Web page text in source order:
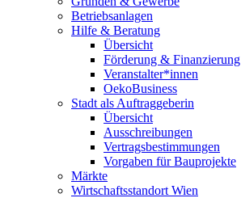
Betriebsanlagen
Hilfe & Beratung
Übersicht
Förderung & Finanzierung
Veranstalter*innen
OekoBusiness
Stadt als Auftraggeberin
Übersicht
Ausschreibungen
Vertragsbestimmungen
Vorgaben für Bauprojekte
Märkte
Wirtschaftsstandort Wien